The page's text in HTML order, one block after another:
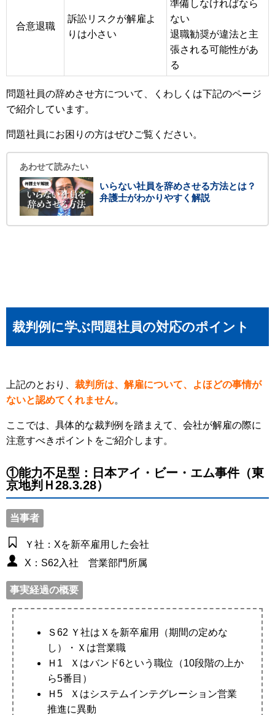
合意退職
訴訟リスクが解雇よ
りは小さい
準備しなければなら
ない
退職勧奨が違法と主
張される可能性があ
る
問題社員の辞めさせ方について、くわしくは下記のページ
で紹介しています。
問題社員にお困りの方はぜひご覧ください。
あわせて読みたい
いらない社員を辞めさせる方法とは？
弁護士がわかりやすく解説
裁判例に学ぶ問題社員の対応のポイント
上記のとおり、 裁判所は、解雇について、よほどの事情が
ないと認めてくれません。
ここでは、具体的な裁判例を踏まえて、会社が解雇の際に
注意すべきポイントをご紹介します。
①能力不足型：日本アイ・ビー・エム事件（東
京地判Ｈ28.3.28）
当事者
Ｙ社：Xを新卒雇用した会社
X：S62入社 営業部門所属
事実経過の概要
Ｓ62 Ｙ社はＸを新卒雇用（期間の定めな
し）・Ｘは営業職
Ｈ1 Ｘはバンド6という職位（10段階の上か
ら5番目）
Ｈ5 Ｘはシステムインテグレーション営業
推進に異動